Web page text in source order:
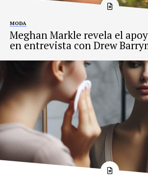
MODA
Meghan Markle revela el
en entrevista con Drew